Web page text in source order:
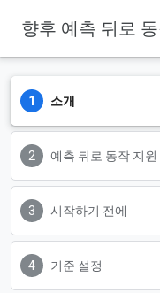
향후 예측 뒤로
소개
예측 뒤로 동작 지원
시작하기 전에
기준 설정